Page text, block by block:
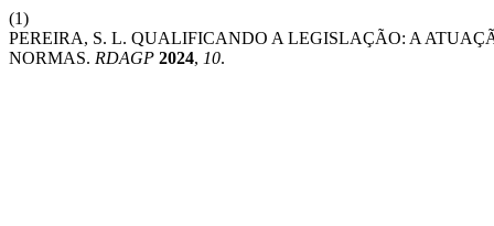
(1)
PEREIRA, S. L. QUALIFICANDO A LEGISLAÇÃO: A
NORMAS. RDAGP 2024, 10.